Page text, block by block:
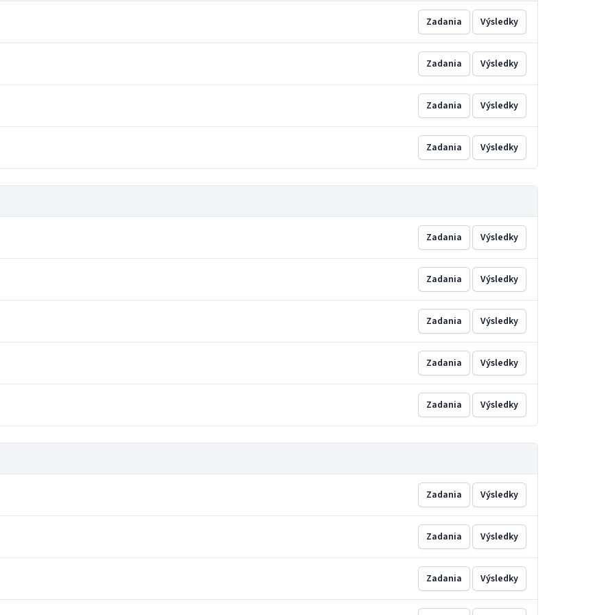
Zadania Výsledky
Zadania Výsledky
Zadania Výsledky
Zadania Výsledky
Zadania Výsledky
Zadania Výsledky
Zadania Výsledky
Zadania Výsledky
Zadania Výsledky
Zadania Výsledky
Zadania Výsledky
Zadania Výsledky